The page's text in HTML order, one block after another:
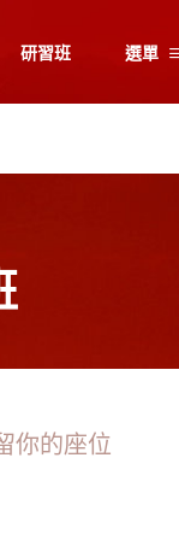
研習班 選單
你的座位